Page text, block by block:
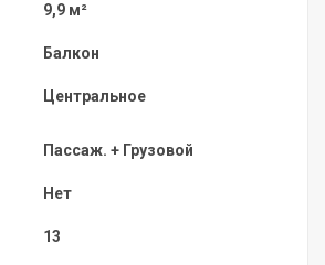
9,9 м²
Балкон
Центральное
Пассаж. + Грузовой
Нет
13